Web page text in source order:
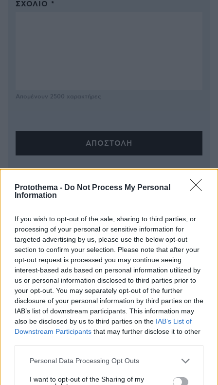
Protothema - Do Not Process My Personal
Information
If you wish to opt-out of the sale, sharing to third parties, or
processing of your personal or sensitive information for
targeted advertising by us, please use the below opt-out
section to confirm your selection. Please note that after your
opt-out request is processed you may continue seeing
interest-based ads based on personal information utilized by
us or personal information disclosed to third parties prior to
your opt-out. You may separately opt-out of the further
disclosure of your personal information by third parties on the
IAB’s list of downstream participants. This information may
also be disclosed by us to third parties on the IAB’s List of
Downstream Participants that may further disclose it to other
Please note that this website/app uses one or more Google
not limited to your visit or usage behaviour. You may click to
Personal Data Processing Opt Outs
I want to opt-out of the Sharing of my
ΣΧΌΛΙΟ *
Απομένουν 2500 χαρακτήρες
ΡΟΗ ΕΙΔΗΣΕΩΝ
Ειδήσεις Δημοφιλή Σχολιασμένα
Σκύβετε πάνω από υπολογιστή όλη μέρα; 4 απλές
ασκήσεις που βελτιώνουν τη στάση του σώματος
πριν 2 λεπτά
Μουρίνιο: Είχα συμφωνήσει να αναλάβω την Γιουνάιτεντ
μετά την αποχώρηση του Φέργκιουσον
πριν 3 λεπτά
Σουπιές: Το θαλασσινό της νηστείας σε 20 χορταστικές
πριν 6 λεπτά
Πώς να χαρίσετε χρόνια στον ηλικιωμένο σκύλο σας